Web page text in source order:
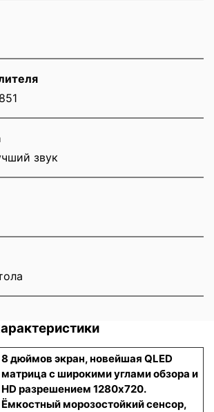
звук
8 дюймов экран, новейшая QLED
матрица с широкими углами обзора и
HD разрешением 1280x720.
Ёмкостный морозостойкий сенсор,